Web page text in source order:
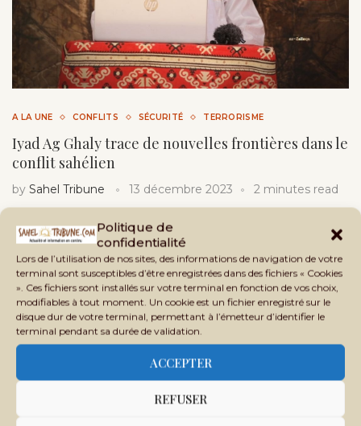
Politique de
confidentialité
Lors de l’utilisation de nos sites, des informations de navigation de votre
terminal sont susceptibles d’être enregistrées dans des fichiers « Cookies
». Ces fichiers sont installés sur votre terminal en fonction de vos choix,
modifiables à tout moment. Un cookie est un fichier enregistré sur le
disque dur de votre terminal, permettant à l’émetteur d’identifier le
terminal pendant sa durée de validation.
ACCEPTER
REFUSER
A LA UNE CONFLITS SÉCURITÉ TERRORISME
Iyad Ag Ghaly trace de nouvelles frontières dans le
conflit sahélien
by Sahel Tribune 13 décembre 2023 2 minutes read
Décryptage exclusif du retour d’Iyad Ag Ghaly au Sahel :
alliances, recrutements et prédictions, l’avenir de la région …